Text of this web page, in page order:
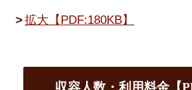
拡大【PDF:180KB】